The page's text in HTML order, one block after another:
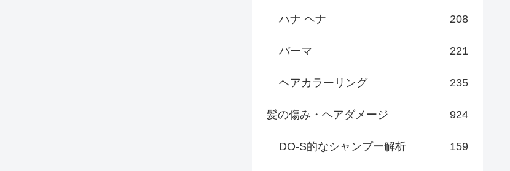
ハナ ヘナ 208
パーマ 221
ヘアカラーリング 235
髪の傷み・ヘアダメージ 924
DO-S的なシャンプー解析 159